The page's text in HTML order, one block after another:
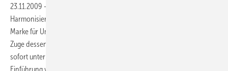
23.11.2009 -
Harmonisierung mit dem Namen Cofely europaweit eine einheitliche
Marke für Unternehmen aus seiner Konzernsparte Energy Services. Im
Zuge dessen firmiert die GDF Suez-Tochter Axima Deutschland ab
sofort unter dem Namen Cofely Deutschland GmbH. Mit der
Einführung von Cofely will GDF Suez seine Position in den wichtigen